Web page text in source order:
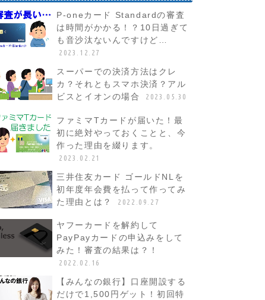
P-oneカード Standardの審査
は時間がかかる！？10日過ぎて
も音沙汰ないんですけど…
2023.12.27
スーパーでの決済方法はクレ
カ？それともスマホ決済？アル
ビスとイオンの場合
2023.05.30
ファミマTカードが届いた！最
初に絶対やっておくことと、今
作った理由を綴ります。
2023.02.21
三井住友カード ゴールドNLを
初年度年会費を払って作ってみ
た理由とは？
2022.09.27
ヤフーカードを解約して
PayPayカードの申込みをして
みた！審査の結果は？！
2022.02.16
【みんなの銀行】口座開設する
だけで1,500円ゲット！初回特